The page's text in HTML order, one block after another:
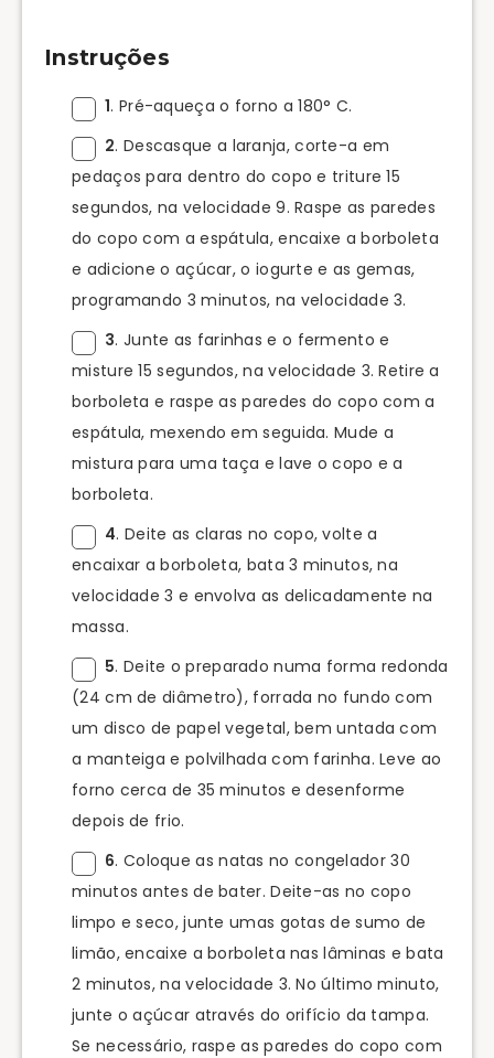
Instruções
1. Pré-aqueça o forno a 180° C.
2. Descasque a laranja, corte-a em
pedaços para dentro do copo e triture 15
segundos, na velocidade 9. Raspe as paredes
do copo com a espátula, encaixe a borboleta
e adicione o açúcar, o iogurte e as gemas,
programando 3 minutos, na velocidade 3.
3. Junte as farinhas e o fermento e
misture 15 segundos, na velocidade 3. Retire a
borboleta e raspe as paredes do copo com a
espátula, mexendo em seguida. Mude a
mistura para uma taça e lave o copo e a
borboleta.
4. Deite as claras no copo, volte a
encaixar a borboleta, bata 3 minutos, na
velocidade 3 e envolva as delicadamente na
massa.
5. Deite o preparado numa forma redonda
(24 cm de diâmetro), forrada no fundo com
um disco de papel vegetal, bem untada com
a manteiga e polvilhada com farinha. Leve ao
forno cerca de 35 minutos e desenforme
depois de frio.
6. Coloque as natas no congelador 30
minutos antes de bater. Deite-as no copo
limpo e seco, junte umas gotas de sumo de
limão, encaixe a borboleta nas lâminas e bata
2 minutos, na velocidade 3. No último minuto,
junte o açúcar através do orifício da tampa.
Se necessário, raspe as paredes do copo com